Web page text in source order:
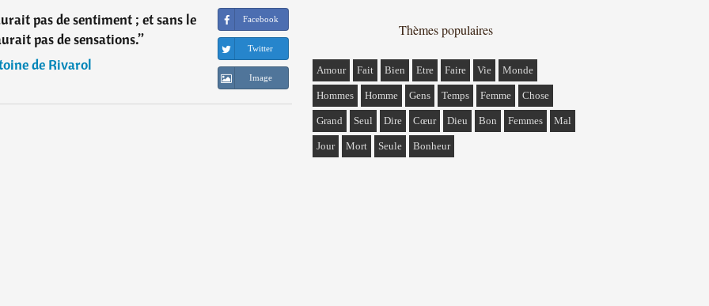
pas de sentiment ; et sans le
pas de sensations.”
de Rivarol
Facebook
Twitter
Image
Thèmes populaires
Amour Fait Bien Etre Faire Vie Monde
Hommes Homme Gens Temps Femme Chose
Grand Seul Dire Cœur Dieu Bon Femmes Mal
Jour Mort Seule Bonheur